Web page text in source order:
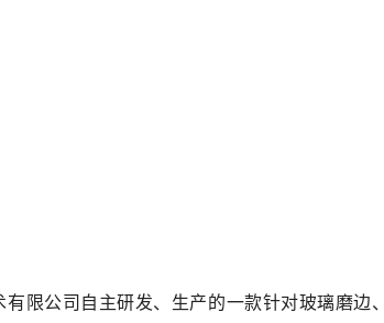
限公司自主研发、生产的一款针对玻璃磨